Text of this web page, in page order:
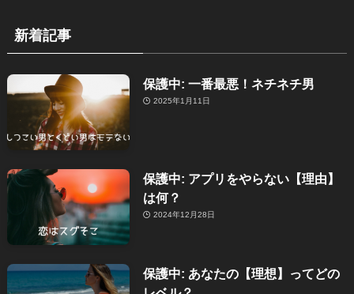
新着記事
保護中: 一番最悪！ネチネチ男
2025年1月11日
保護中: アプリをやらない【理由】
は何？
2024年12月28日
保護中: あなたの【理想】ってどの